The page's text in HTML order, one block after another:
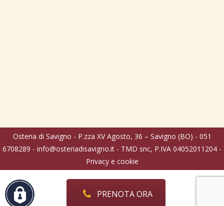
PRENOTA ORA
Osteria di Savigno - P.zza XV Agosto, 36 – Savigno (BO) - 051
6708289 - info@osteriadisavigno.it - TMD snc, P.IVA 04052011204 -
Privacy e cookie